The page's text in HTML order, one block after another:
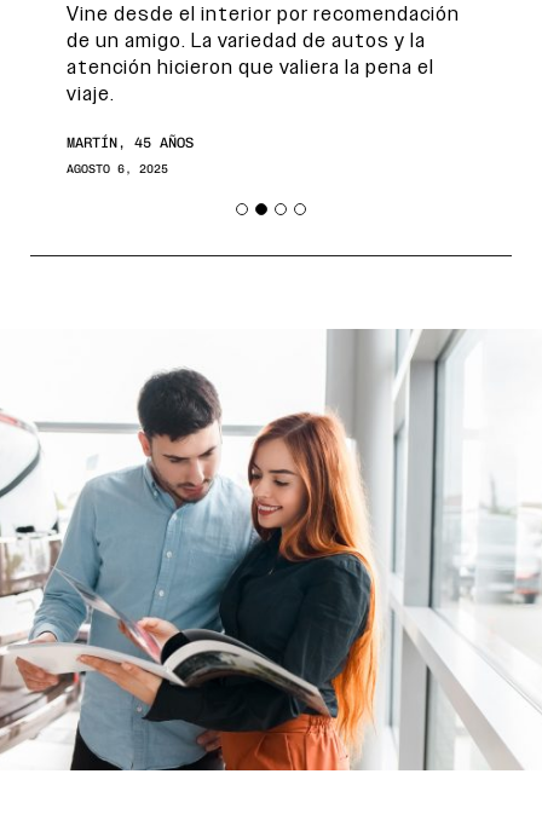
Vine desde el interior por recomendación
de un amigo. La variedad de autos y la
atención hicieron que valiera la pena el
viaje.
MARTÍN, 45 AÑOS
AGOSTO 6, 2025